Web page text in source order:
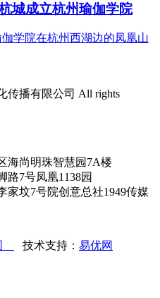
城成立杭州瑜伽学院
学院在杭州西湖边的凤凰山
传播有限公司 All rights
海尚明珠智慧园7A楼
路7号凤凰1138园
家坟7号院创意总社1949传媒
技术支持： 易优网